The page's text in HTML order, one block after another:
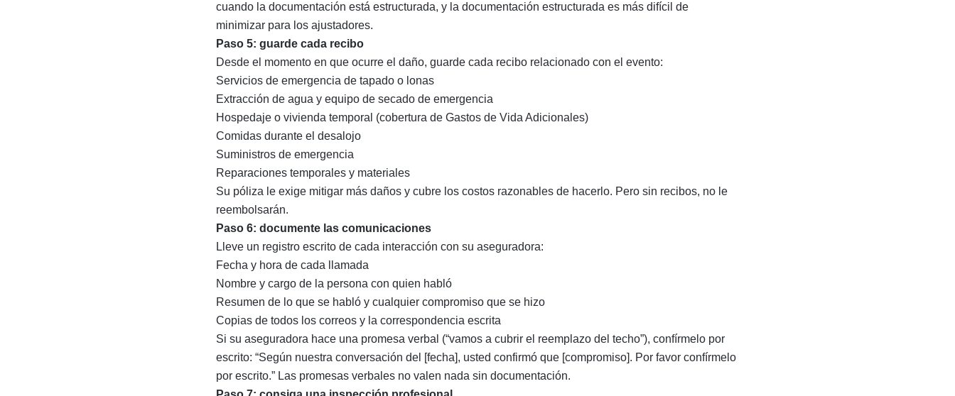
cuando la documentación está estructurada, y la documentación estructurada es más difícil de
minimizar para los ajustadores.
Paso 5: guarde cada recibo
Desde el momento en que ocurre el daño, guarde cada recibo relacionado con el evento:
Servicios de emergencia de tapado o lonas
Extracción de agua y equipo de secado de emergencia
Hospedaje o vivienda temporal (cobertura de Gastos de Vida Adicionales)
Comidas durante el desalojo
Suministros de emergencia
Reparaciones temporales y materiales
Su póliza le exige mitigar más daños y cubre los costos razonables de hacerlo. Pero sin recibos, no le
reembolsarán.
Paso 6: documente las comunicaciones
Lleve un registro escrito de cada interacción con su aseguradora:
Fecha y hora de cada llamada
Nombre y cargo de la persona con quien habló
Resumen de lo que se habló y cualquier compromiso que se hizo
Copias de todos los correos y la correspondencia escrita
Si su aseguradora hace una promesa verbal (“vamos a cubrir el reemplazo del techo”), confírmelo por
escrito: “Según nuestra conversación del [fecha], usted confirmó que [compromiso]. Por favor confírmelo
por escrito.” Las promesas verbales no valen nada sin documentación.